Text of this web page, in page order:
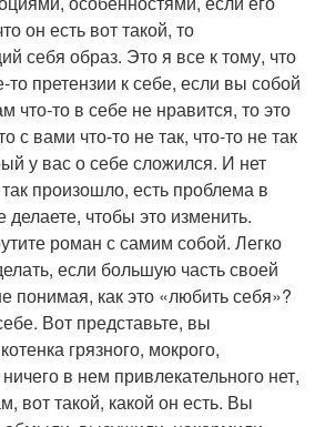
он есть вот такой, то
себя образ. Это я все к тому, что
то претензии к себе, если вы собой
что-то в себе не нравится, то это
с вами что-то не так, что-то не так
у вас о себе сложился. И нет
произошло, есть проблема в
делаете, чтобы это изменить.
роман с самим собой. Легко
если большую часть своей
понимая, как это «любить себя»?
Вот представьте, вы
грязного, мокрого,
в нем привлекательного нет,
вот такой, какой он есть. Вы